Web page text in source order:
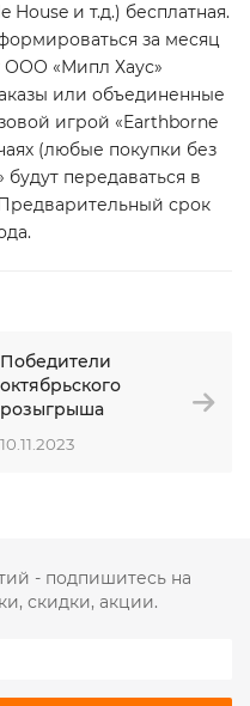
и т.д.) бесплатная.
за месяц
ООО «Мипл Хаус»
или объединенные
игрой «Earthborne
(любые покупки без
передаваться в
Предварительный срок
Победители
октябрьского
розыгрыша
10.11.2023
- подпишитесь на
скидки, акции.